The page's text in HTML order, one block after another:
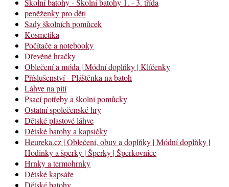
Školní batohy - Školní batohy 1. - 3. třída
peněženky pro děti
Sady školních pomůcek
Kosmetika
Počítače a notebooky
Dřevěné hračky
Oblečení a móda | Módní doplňky | Klíčenky
Příslušenství - Pláštěnka na batoh
Láhve na pití
Psací potřeby a školní pomůcky
Ostatní společenské hry
Dětské plastové láhve
Dětské batohy a kapsičky
Heureka.cz | Oblečení, obuv a doplňky | Módní doplňky |
Hodinky a šperky | Šperky | Šperkovnice
Hrnky a termohrnky
Dětské kapsáře
Dětské batohy